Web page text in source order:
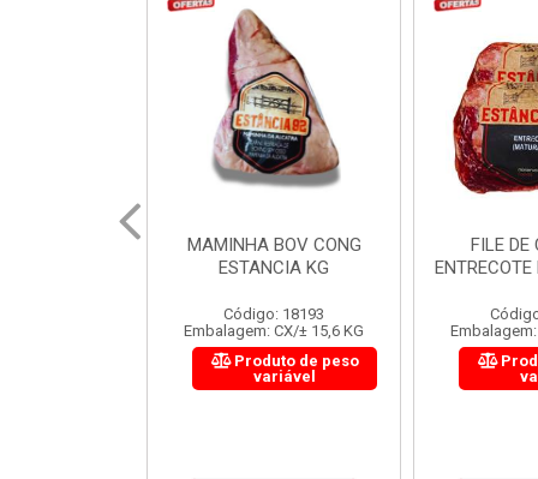
FILE DE COSTELA
ENTRECOTE ESTANCIA KG
Código: 18299
Embalagem: CX/± 14,4 KG
Produto de peso
variável
CUPIM
Embalagem: